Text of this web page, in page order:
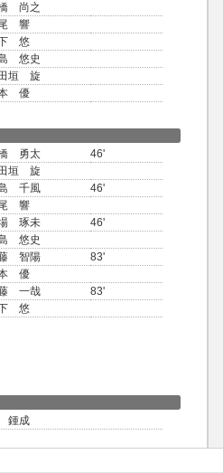
尚之
響
悠
悠史
垣 旋
優
勇太
46'
垣 旋
千風
46'
響
琢未
46'
悠史
智陽
83'
優
一哉
83'
悠
鍾成